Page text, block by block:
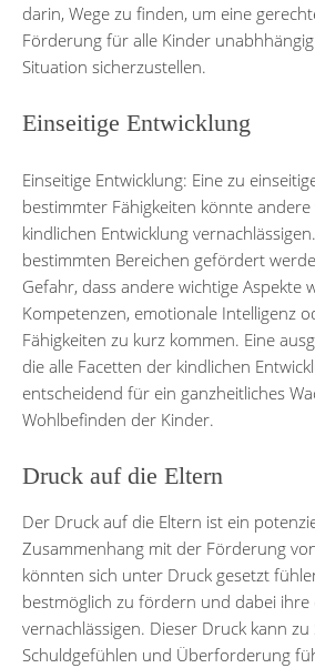
darin, Wege zu finden, um eine
Förderung für alle Kinder
Situation sicherzustellen.
Einseitige Entwicklung
Einseitige Entwicklung: Eine zu
bestimmter Fähigkeiten könnte
kindlichen Entwicklung
bestimmten Bereichen gefördert
Gefahr, dass andere wichtige Aspekte
Kompetenzen, emotionale Intelligenz
Fähigkeiten zu kurz kommen. Eine
die alle Facetten der kindlichen
entscheidend für ein ganzheitliches
Wohlbefinden der Kinder.
Druck auf die Eltern
Der Druck auf die Eltern ist ein
Zusammenhang mit der Förderung
könnten sich unter Druck gesetzt
bestmöglich zu fördern und dabei ihre
vernachlässigen. Dieser Druck kann zu
Schuldgefühlen und Überforderung